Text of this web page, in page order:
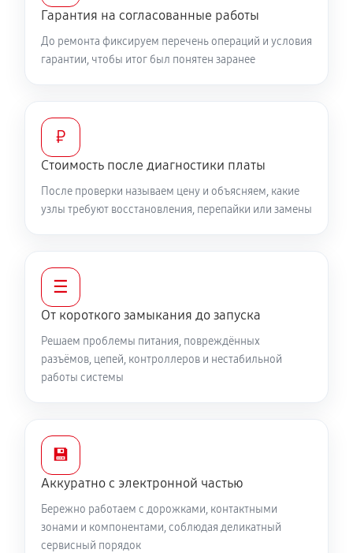
Гарантия на согласованные работы
До ремонта фиксируем перечень операций и условия
гарантии, чтобы итог был понятен заранее
₽
Стоимость после диагностики платы
После проверки называем цену и объясняем, какие
узлы требуют восстановления, перепайки или замены
☰
От короткого замыкания до запуска
Решаем проблемы питания, повреждённых
разъёмов, цепей, контроллеров и нестабильной
работы системы
💾
Аккуратно с электронной частью
Бережно работаем с дорожками, контактными
зонами и компонентами, соблюдая деликатный
сервисный порядок